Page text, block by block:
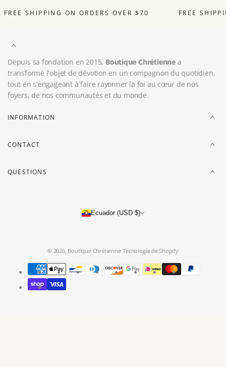
FREE SHIPPING ON ORDERS OVER $70 FREE
Depuis sa fondation en 2015, Boutique Chrétiennea
transformé l'objet de dévotion en un compagnon du quotidien,
tout en s'engageant à faire rayonner la foi au cœur de nos
foyers, de nos communautés et du monde.
INFORMATION
CONTACT
QUESTIONS
Ecuador (USD $)
© 2026, Boutique Chrétienne Tecnología de Shopify
Métodos